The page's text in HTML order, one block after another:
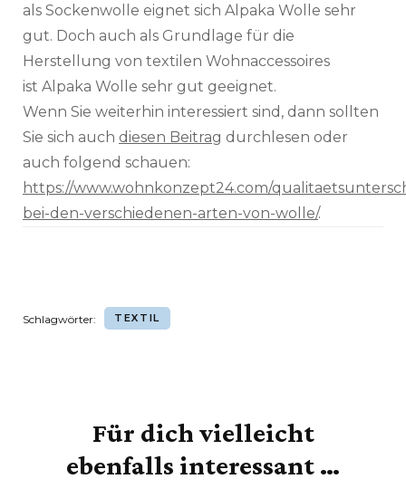
als Sockenwolle eignet sich Alpaka Wolle sehr
gut. Doch auch als Grundlage für die
Herstellung von textilen Wohnaccessoires
ist Alpaka Wolle sehr gut geeignet.
Wenn Sie weiterhin interessiert sind, dann sollten
Sie sich auch diesen Beitrag durchlesen oder
auch folgend schauen:
https://www.wohnkonzept24.com/
bei-den-verschiedenen-arten-von-wolle/.
Schlagwörter: TEXTIL
BeitragsnavigationFür dich vielleicht
ebenfalls interessant …